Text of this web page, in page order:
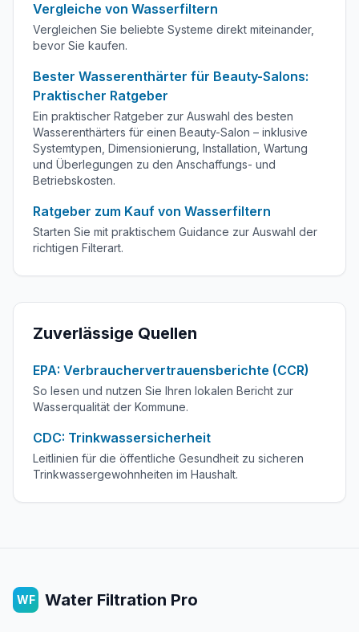
Vergleiche von Wasserfiltern
Vergleichen Sie beliebte Systeme direkt miteinander,
bevor Sie kaufen.
Bester Wasserenthärter für Beauty-Salons:
Praktischer Ratgeber
Ein praktischer Ratgeber zur Auswahl des besten
Wasserenthärters für einen Beauty-Salon – inklusive
Systemtypen, Dimensionierung, Installation, Wartung
und Überlegungen zu den Anschaffungs- und
Betriebskosten.
Ratgeber zum Kauf von Wasserfiltern
Starten Sie mit praktischem Guidance zur Auswahl der
richtigen Filterart.
Zuverlässige Quellen
EPA: Verbrauchervertrauensberichte (CCR)
So lesen und nutzen Sie Ihren lokalen Bericht zur
Wasserqualität der Kommune.
CDC: Trinkwassersicherheit
Leitlinien für die öffentliche Gesundheit zu sicheren
Trinkwassergewohnheiten im Haushalt.
WF Water Filtration Pro